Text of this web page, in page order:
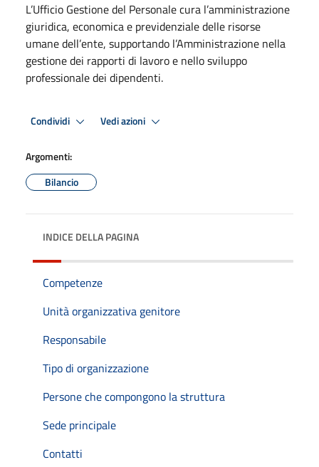
L’Ufficio Gestione del Personale cura l’amministrazione
giuridica, economica e previdenziale delle risorse
umane dell’ente, supportando l’Amministrazione nella
gestione dei rapporti di lavoro e nello sviluppo
professionale dei dipendenti.
Condividi Vedi azioni
Argomenti:
Bilancio
INDICE DELLA PAGINA
Competenze
Unità organizzativa genitore
Responsabile
Tipo di organizzazione
Persone che compongono la struttura
Sede principale
Contatti